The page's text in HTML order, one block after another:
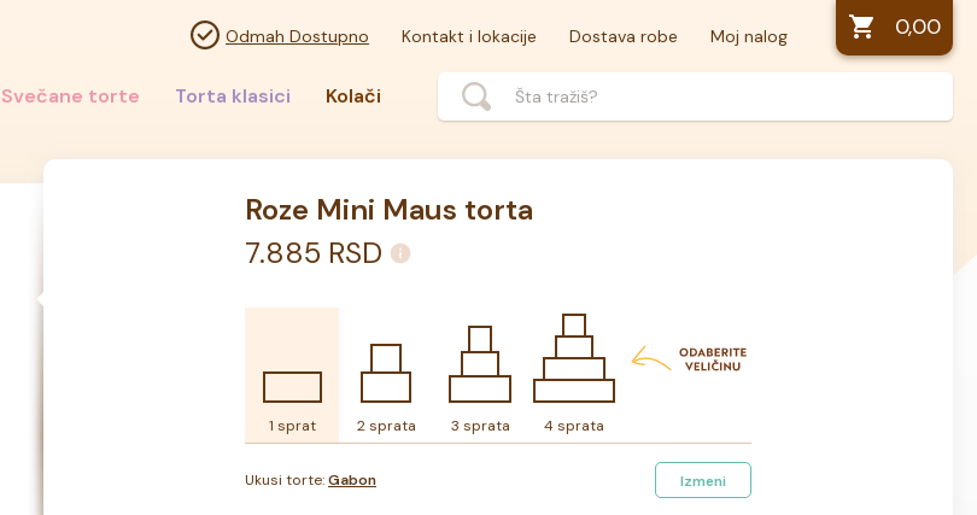
Odmah Dostupno Kontakt i lokacije Dostava robe Moj nalog 0,00
Svečane torte Torta klasici
Kolači
Roze Mini Maus torta
7.885 RSD
1 sprat 2 sprata 3 sprata 4 sprata
Ukusi torte:Gabon Izmeni